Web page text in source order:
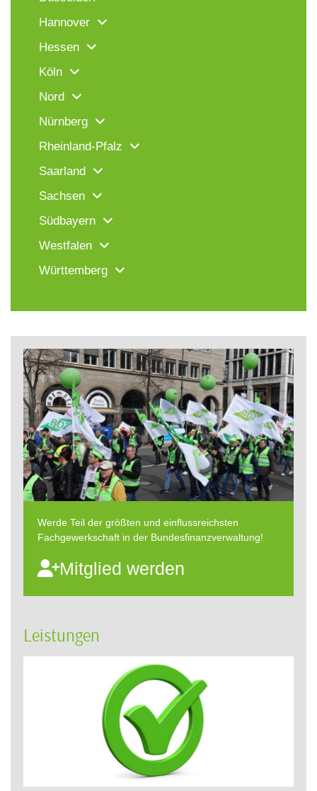
Hannover
Hessen
Köln
Nord
Nürnberg
Rheinland-Pfalz
Saarland
Sachsen
Südbayern
Westfalen
Württemberg
Werde Teil der größten und einflussreichsten
Fachgewerkschaft in der Bundesfinanzverwaltung!
Mitglied werden
Leistungen